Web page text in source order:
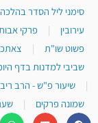
סימני ליל הסדר
עירובין
| פרקי
פשוט שו"ת
|
שביבי למדנות בדף
|
שיעור פ"ש - הרב
שמונה פרקים
|